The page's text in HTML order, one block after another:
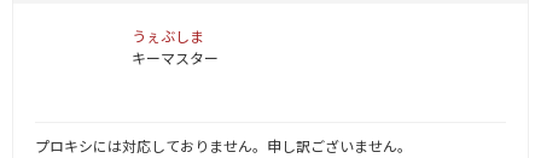
うぇぶしま
キーマスター
プロキシには対応しておりません。申し訳ございません。